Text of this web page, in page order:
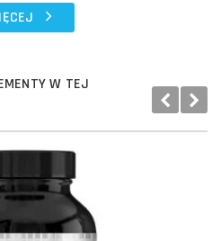
W TEJ